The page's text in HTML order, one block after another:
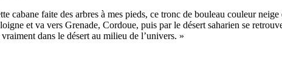
cabane faite des arbres à mes pieds, ce tronc de bou­leau cou­leur
et va vers Grenade, Cordoue, puis par le désert saha­rien se
dans le désert au milieu de l’uni­vers. »